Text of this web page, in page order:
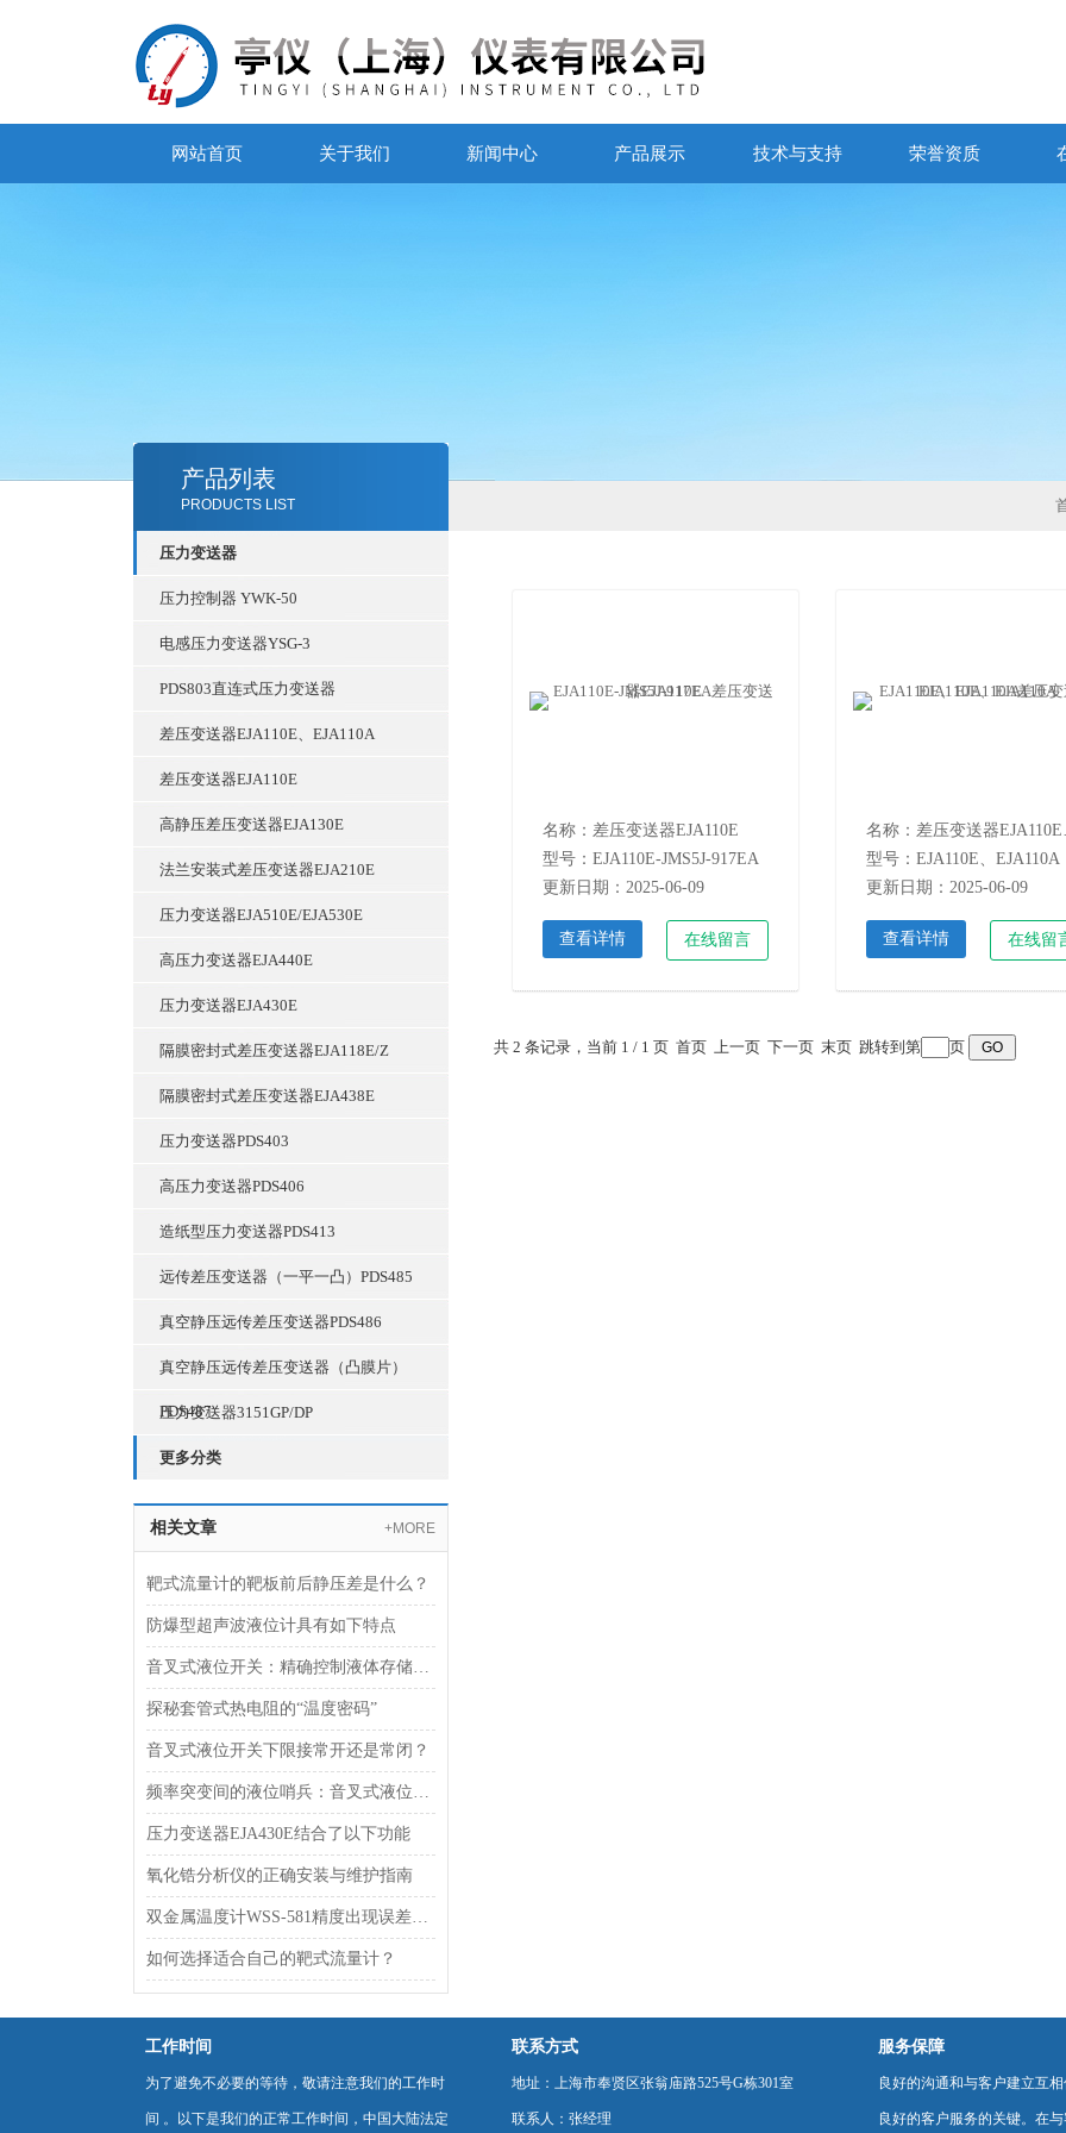
网站首页 关于我们 新闻中心 产品展示 技术与支持 荣誉资质
产品列表
PRODUCTS LIST
压力变送器
压力控制器 YWK-50
电感压力变送器YSG-3
PDS803直连式压力变送器
差压变送器EJA110E、EJA110A
差压变送器EJA110E
高静压差压变送器EJA130E
法兰安装式差压变送器EJA210E
压力变送器EJA510E/EJA530E
高压力变送器EJA440E
压力变送器EJA430E
隔膜密封式差压变送器EJA118E/Z
隔膜密封式差压变送器EJA438E
压力变送器PDS403
高压力变送器PDS406
造纸型压力变送器PDS413
远传差压变送器（一平一凸）PDS485
真空静压远传差压变送器PDS486
真空静压远传差压变送器（凸膜片）
PDS487
压力变送器3151GP/DP
更多分类
相关文章 +MORE
靶式流量计的靶板前后静压差是什么？
防爆型超声波液位计具有如下特点
音叉式液位开关：精确控制液体存储的智能解决方案
探秘套管式热电阻的“温度密码”
音叉式液位开关下限接常开还是常闭？
频率突变间的液位哨兵：音叉式液位开关的振动机理与过程控制适配
压力变送器EJA430E结合了以下功能
氧化锆分析仪的正确安装与维护指南
双金属温度计WSS-581精度出现误差该如何解决？
如何选择适合自己的靶式流量计？
名称：差压变送器EJA110E
型号：EJA110E-JMS5J-917EA
更新日期：2025-06-09
查看详情 在线留言
名称
型号：EJA110E、EJA110A
更新日期：2025-06-09
查看详情 在线留
共 2 条记录，当前 1 / 1 页 首页 上一页 下一页 末页 跳转到第 页
工作时间
为了避免不必要的等待，敬请注意我们的工作时
间 。以下是我们的正常工作时间，中国大陆法定
联系方式
地址：上海市奉贤区张翁庙路525号G栋301室
联系人：张经理
服务保障
良好的沟通和与客户建立互
良好的客户服务的关键。在